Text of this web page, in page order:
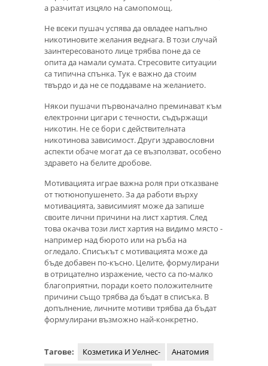
а разчитат изцяло на самопомощ.
Не всеки пушач успява да овладее напълно
никотиновите желания веднага. В този случай
заинтересованото лице трябва поне да се
опита да намали сумата. Стресовите ситуации
са типична спънка. Тук е важно да стоим
твърдо и да не се поддаваме на желанието.
Някои пушачи първоначално преминават към
електронни цигари с течности, съдържащи
никотин. Не се бори с действителната
никотинова зависимост. Други здравословни
аспекти обаче могат да се възползват, особено
здравето на белите дробове.
Мотивацията играе важна роля при отказване
от тютюнопушенето. За да работи върху
мотивацията, зависимият може да запише
своите лични причини на лист хартия. След
това окачва този лист хартия на видимо място -
например над бюрото или на ръба на
огледало. Списъкът с мотивацията може да
бъде добавен по-късно. Целите, формулирани
в отрицателно изражение, често са по-малко
благоприятни, поради което положителните
причини също трябва да бъдат в списъка. В
допълнение, личните мотиви трябва да бъдат
формулирани възможно най-конкретно.
Тагове: Козметика И Уелнес-
Анатомия